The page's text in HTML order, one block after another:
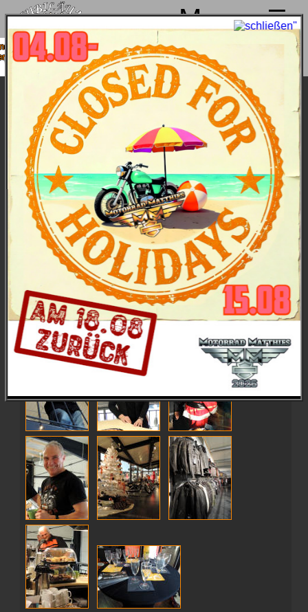
Menu
für
Nikolaus-Punsch-Party 2016
Von drauß' vom Walde kam er her und musste uns
sagen, es weihnachtet sehr! Da setzte er sich auf
seine Harley und kam angefahren, mitgebracht hatte
er Überrraschungen, jede Menge toller Gäste,
reichlich sehenswerte Bikes und gutes Wetter. Auch
der gute Zweck kam nicht zu kurz: Die BandLos
Talismanesfreut sich über 1.000,-- Euro, die sie für
die Technik ihres Benifizkonzertes in Nendingen am
10.12. benötigen.